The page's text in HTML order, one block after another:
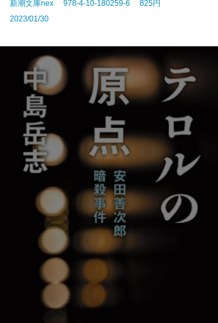
新潮文庫nex 978-4-10-180259-6 825円
2023/01/30